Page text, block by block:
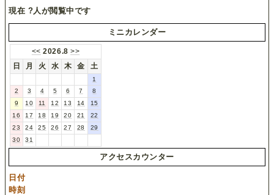
現在 ?人が閲覧中です
ミニカレンダー
<< 2026.8 >>
日
月 火 水 木 金 土
1
2
3 4 5 6 7
8
9
10 11 12 13 14
15
16
17 18 19 20 21
22
23
24 25 26 27 28
29
30
31
アクセスカウンター
日付
時刻